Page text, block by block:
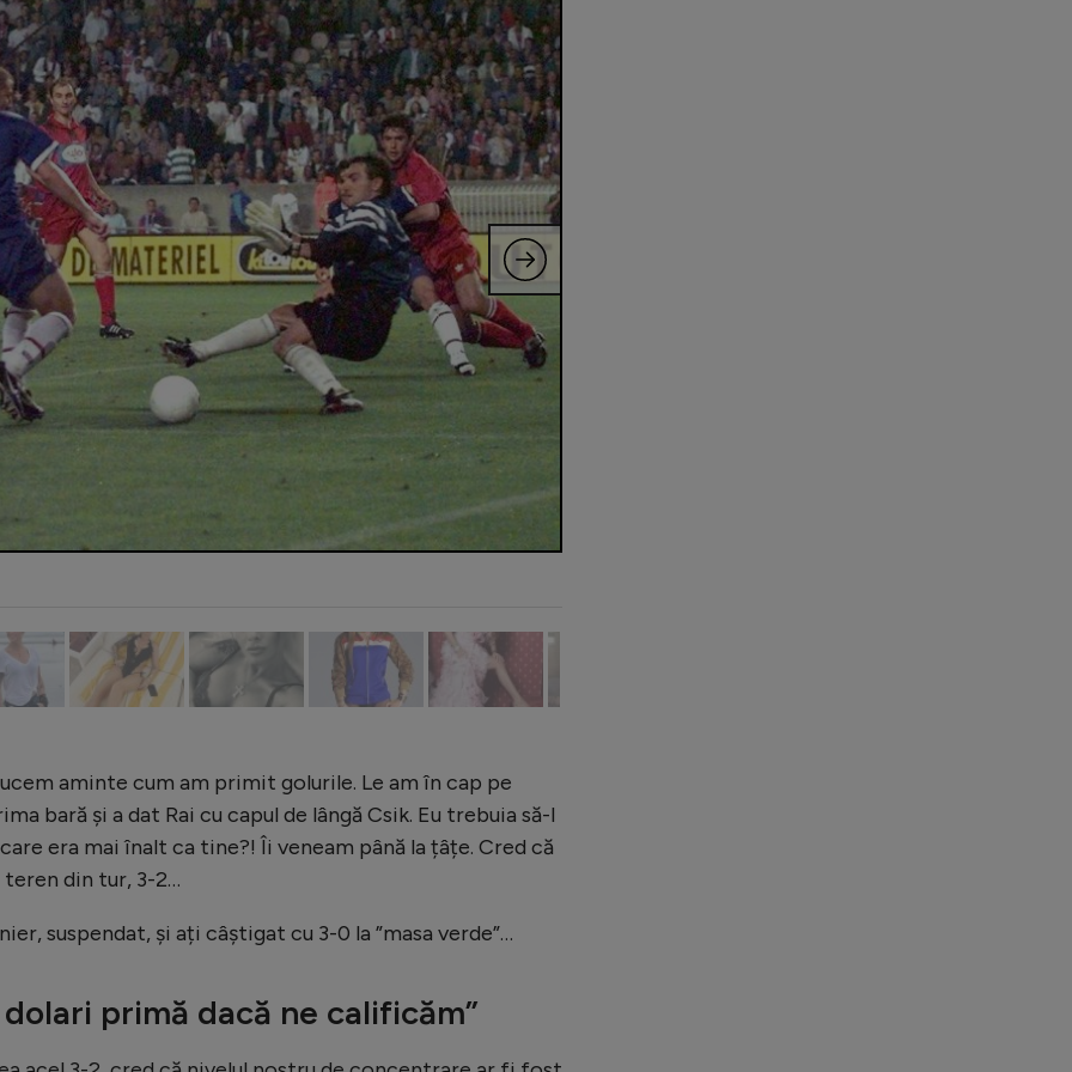
aminte cum am primit golurile. Le am în cap pe
bară și a dat Rai cu capul de lângă Csik. Eu trebuia să-l
era mai înalt ca tine?! Îi veneam până la țâțe. Cred că
teren din tur, 3-2…
suspendat, și ați câștigat cu 3-0 la ”masa verde”…
primă dacă ne calificăm”